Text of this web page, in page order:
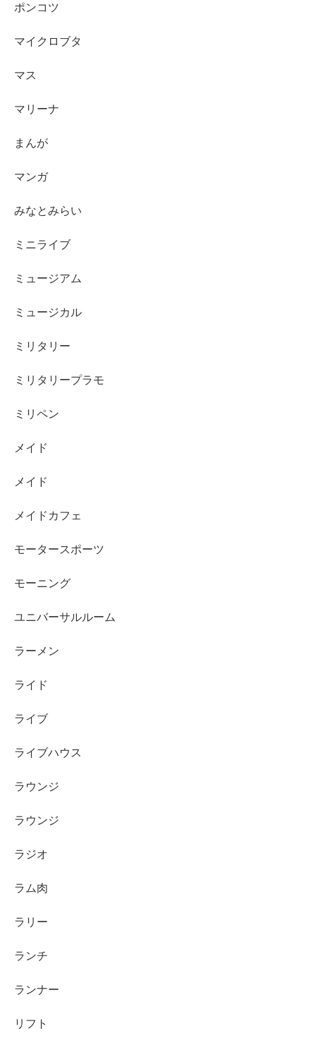
ポンコツ
マイクロブタ
マス
マリーナ
まんが
マンガ
みなとみらい
ミニライブ
ミュージアム
ミュージカル
ミリタリー
ミリタリープラモ
ミリペン
メイド
メイド
メイドカフェ
モータースポーツ
モーニング
ユニバーサルルーム
ラーメン
ライド
ライブ
ライブハウス
ラウンジ
ラウンジ
ラジオ
ラム肉
ラリー
ランチ
ランナー
リフト